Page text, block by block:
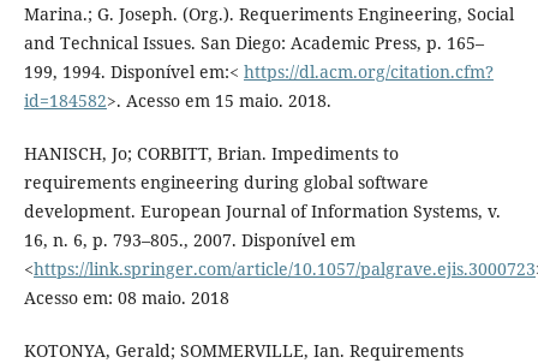
Marina.; G. Joseph. (Org.). Requeriments Engineering, Social
and Technical Issues. San Diego: Academic Press, p. 165–
199, 1994. Disponível em:< https://dl.acm.org/citation.cfm?
id=184582>. Acesso em 15 maio. 2018.
HANISCH, Jo; CORBITT, Brian. Impediments to
requirements engineering during global software
development. European Journal of Information Systems, v.
16, n. 6, p. 793–805., 2007. Disponível em
<https://link.springer.com/article/10.1057/palgrave.ejis.3000723
Acesso em: 08 maio. 2018
KOTONYA, Gerald; SOMMERVILLE, Ian. Requirements